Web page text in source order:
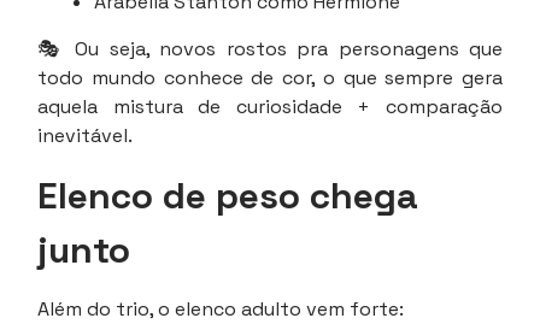
🎭 Ou seja, novos rostos pra personagens que
todo mundo conhece de cor, o que sempre gera
aquela mistura de curiosidade + comparação
inevitável.
Elenco de peso chega
junto
Além do trio, o elenco adulto vem forte: